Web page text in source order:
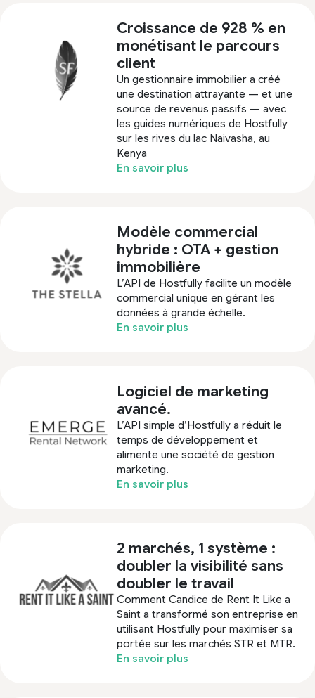
Croissance de 928 % en
monétisant le parcours
client
Un gestionnaire immobilier a créé
une destination attrayante — et une
source de revenus passifs — avec
les guides numériques de Hostfully
sur les rives du lac Naivasha, au
Kenya
En savoir plus
Modèle commercial
hybride : OTA + gestion
immobilière
L’API de Hostfully facilite un modèle
commercial unique en gérant les
données à grande échelle.
En savoir plus
Logiciel de marketing
avancé.
L’API simple d’Hostfully a réduit le
temps de développement et
alimente une société de gestion
marketing.
En savoir plus
2 marchés, 1 système :
doubler la visibilité sans
doubler le travail
Comment Candice de Rent It Like a
Saint a transformé son entreprise en
utilisant Hostfully pour maximiser sa
portée sur les marchés STR et MTR.
En savoir plus